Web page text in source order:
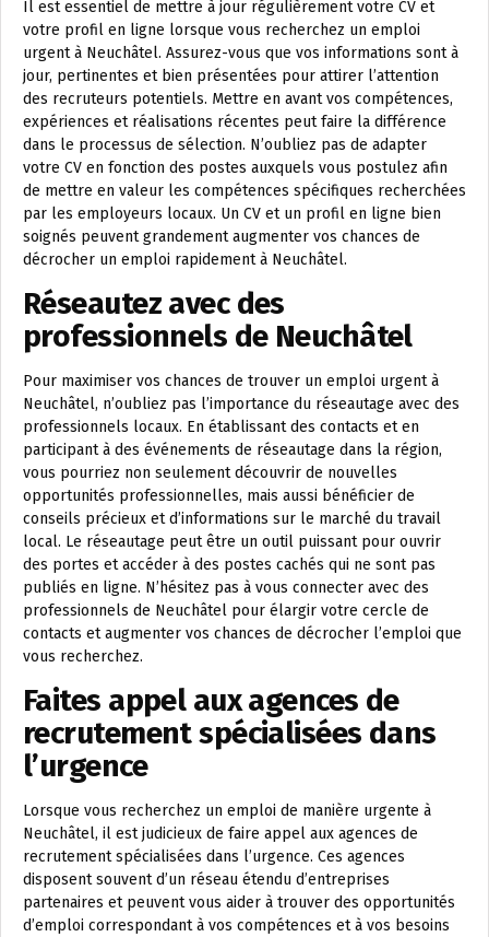
Il est essentiel de mettre à jour régulièrement votre CV et
votre profil en ligne lorsque vous recherchez un emploi
urgent à Neuchâtel. Assurez-vous que vos informations sont à
jour, pertinentes et bien présentées pour attirer l’attention
des recruteurs potentiels. Mettre en avant vos compétences,
expériences et réalisations récentes peut faire la différence
dans le processus de sélection. N’oubliez pas de adapter
votre CV en fonction des postes auxquels vous postulez afin
de mettre en valeur les compétences spécifiques recherchées
par les employeurs locaux. Un CV et un profil en ligne bien
soignés peuvent grandement augmenter vos chances de
décrocher un emploi rapidement à Neuchâtel.
Réseautez avec des
professionnels de Neuchâtel
Pour maximiser vos chances de trouver un emploi urgent à
Neuchâtel, n’oubliez pas l’importance du réseautage avec des
professionnels locaux. En établissant des contacts et en
participant à des événements de réseautage dans la région,
vous pourriez non seulement découvrir de nouvelles
opportunités professionnelles, mais aussi bénéficier de
conseils précieux et d’informations sur le marché du travail
local. Le réseautage peut être un outil puissant pour ouvrir
des portes et accéder à des postes cachés qui ne sont pas
publiés en ligne. N’hésitez pas à vous connecter avec des
professionnels de Neuchâtel pour élargir votre cercle de
contacts et augmenter vos chances de décrocher l’emploi que
vous recherchez.
Faites appel aux agences de
recrutement spécialisées dans
l’urgence
Lorsque vous recherchez un emploi de manière urgente à
Neuchâtel, il est judicieux de faire appel aux agences de
recrutement spécialisées dans l’urgence. Ces agences
disposent souvent d’un réseau étendu d’entreprises
partenaires et peuvent vous aider à trouver des opportunités
d’emploi correspondant à vos compétences et à vos besoins